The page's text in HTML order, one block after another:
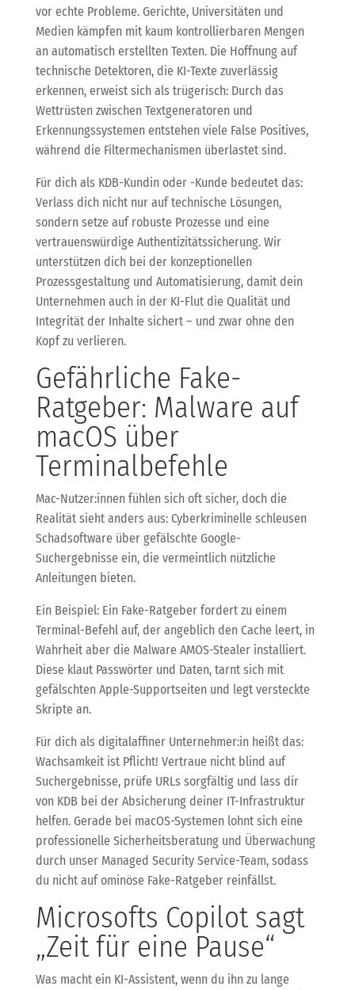
vor echte Probleme. Gerichte, Universitäten und
Medien kämpfen mit kaum kontrollierbaren Mengen
an automatisch erstellten Texten. Die Hoffnung auf
technische Detektoren, die KI-Texte zuverlässig
erkennen, erweist sich als trügerisch: Durch das
Wettrüsten zwischen Textgeneratoren und
Erkennungssystemen entstehen viele False Positives,
während die Filtermechanismen überlastet sind.
Für dich als KDB-Kundin oder -Kunde bedeutet das:
Verlass dich nicht nur auf technische Lösungen,
sondern setze auf robuste Prozesse und eine
vertrauenswürdige Authentizitätssicherung. Wir
unterstützen dich bei der konzeptionellen
Prozessgestaltung und Automatisierung, damit dein
Unternehmen auch in der KI-Flut die Qualität und
Integrität der Inhalte sichert – und zwar ohne den
Kopf zu verlieren.
Gefährliche Fake-
Ratgeber: Malware auf
macOS über
Terminalbefehle
Mac-Nutzer:innen fühlen sich oft sicher, doch die
Realität sieht anders aus: Cyberkriminelle schleusen
Schadsoftware über gefälschte Google-
Suchergebnisse ein, die vermeintlich nützliche
Anleitungen bieten.
Ein Beispiel: Ein Fake-Ratgeber fordert zu einem
Terminal-Befehl auf, der angeblich den Cache leert, in
Wahrheit aber die Malware AMOS-Stealer installiert.
Diese klaut Passwörter und Daten, tarnt sich mit
gefälschten Apple-Supportseiten und legt versteckte
Skripte an.
Für dich als digitalaffiner Unternehmer:in heißt das:
Wachsamkeit ist Pflicht! Vertraue nicht blind auf
Suchergebnisse, prüfe URLs sorgfältig und lass dir
von KDB bei der Absicherung deiner IT-Infrastruktur
helfen. Gerade bei macOS-Systemen lohnt sich eine
professionelle Sicherheitsberatung und Überwachung
durch unser Managed Security Service-Team, sodass
du nicht auf ominöse Fake-Ratgeber reinfällst.
Microsofts Copilot sagt
„Zeit für eine Pause“
Was macht ein KI-Assistent, wenn du ihn zu lange